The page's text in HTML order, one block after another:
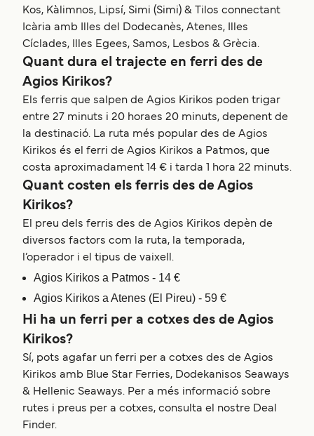
Kos, Kàlimnos, Lipsí, Simi (Simi) & Tilos connectant
Icària amb Illes del Dodecanès, Atenes, Illes
Cíclades, Illes Egees, Samos, Lesbos & Grècia.
Quant dura el trajecte en ferri des de
Agios Kirikos?
Els ferris que salpen de Agios Kirikos poden trigar
entre 27 minuts i 20 horaes 20 minuts, depenent de
la destinació. La ruta més popular des de Agios
Kirikos és el ferri de Agios Kirikos a Patmos, que
costa aproximadament 14 € i tarda 1 hora 22 minuts.
Quant costen els ferris des de Agios
Kirikos?
El preu dels ferris des de Agios Kirikos depèn de
diversos factors com la ruta, la temporada,
l’operador i el tipus de vaixell.
Agios Kirikos a Patmos - 14 €
Agios Kirikos a Atenes (El Pireu) - 59 €
Hi ha un ferri per a cotxes des de Agios
Kirikos?
Sí, pots agafar un ferri per a cotxes des de Agios
Kirikos amb Blue Star Ferries, Dodekanisos Seaways
& Hellenic Seaways. Per a més informació sobre
rutes i preus per a cotxes, consulta el nostre Deal
Finder.